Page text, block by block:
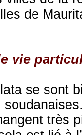
de
vie
se sont
très